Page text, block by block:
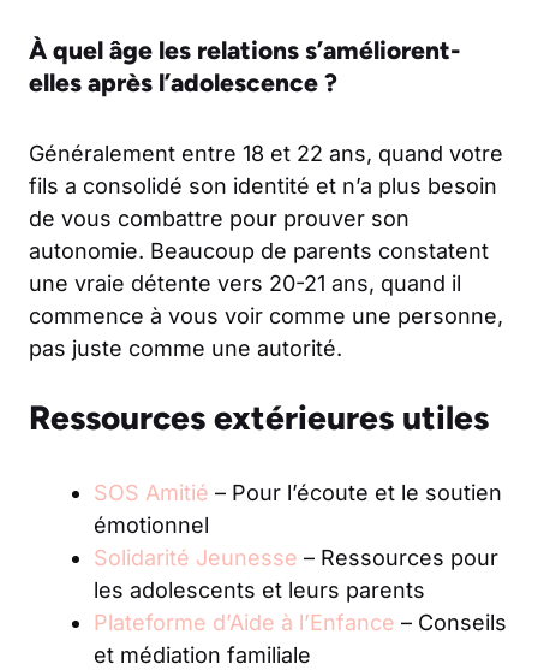
À quel âge les relations s’améliorent-
elles après l’adolescence ?
Généralement entre 18 et 22 ans, quand votre
fils a consolidé son identité et n’a plus besoin
de vous combattre pour prouver son
autonomie. Beaucoup de parents constatent
une vraie détente vers 20-21 ans, quand il
commence à vous voir comme une personne,
pas juste comme une autorité.
Ressources extérieures utiles
SOS Amitié – Pour l’écoute et le soutien
émotionnel
Solidarité Jeunesse – Ressources pour
les adolescents et leurs parents
Plateforme d’Aide à l’Enfance – Conseils
et médiation familiale